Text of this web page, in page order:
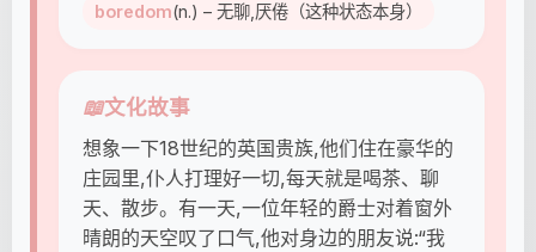
boredom(n.) – 无聊,厌倦（这种状态本身）
📖文化故事
想象一下18世纪的英国贵族,他们住在豪华的
庄园里,仆人打理好一切,每天就是喝茶、聊
天、散步。有一天,一位年轻的爵士对着窗外
晴朗的天空叹了口气,他对身边的朋友说:“我